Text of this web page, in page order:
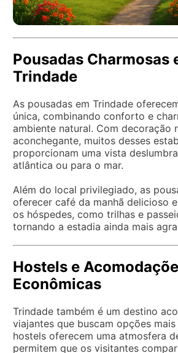
Pousadas Charmosas
Trindade
As pousadas em Trindade
única, combinando conforto e
ambiente natural. Com decoração
aconchegante, muitos desses
proporcionam uma vista
atlântica ou para o mar.
Além do local privilegiado, as
oferecer café da manhã delicioso
os hóspedes, como trilhas e
tornando a estadia ainda mais
Hostels e
Econômicas
Trindade também é um destino
viajantes que buscam opções
hostels oferecem uma atmosfera
permitem que os visitantes